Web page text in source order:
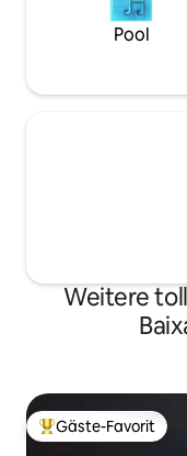
Pool
Weitere
Beliebter Gäste-
Gäste-Favorit